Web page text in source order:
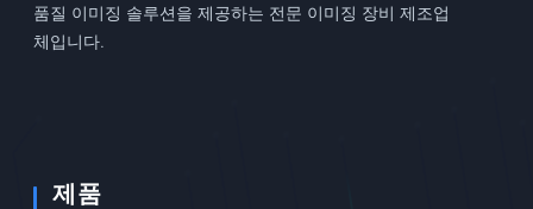
품질 이미징 솔루션을 제공하는 전문 이미징 장비 제조업
체입니다.
제품